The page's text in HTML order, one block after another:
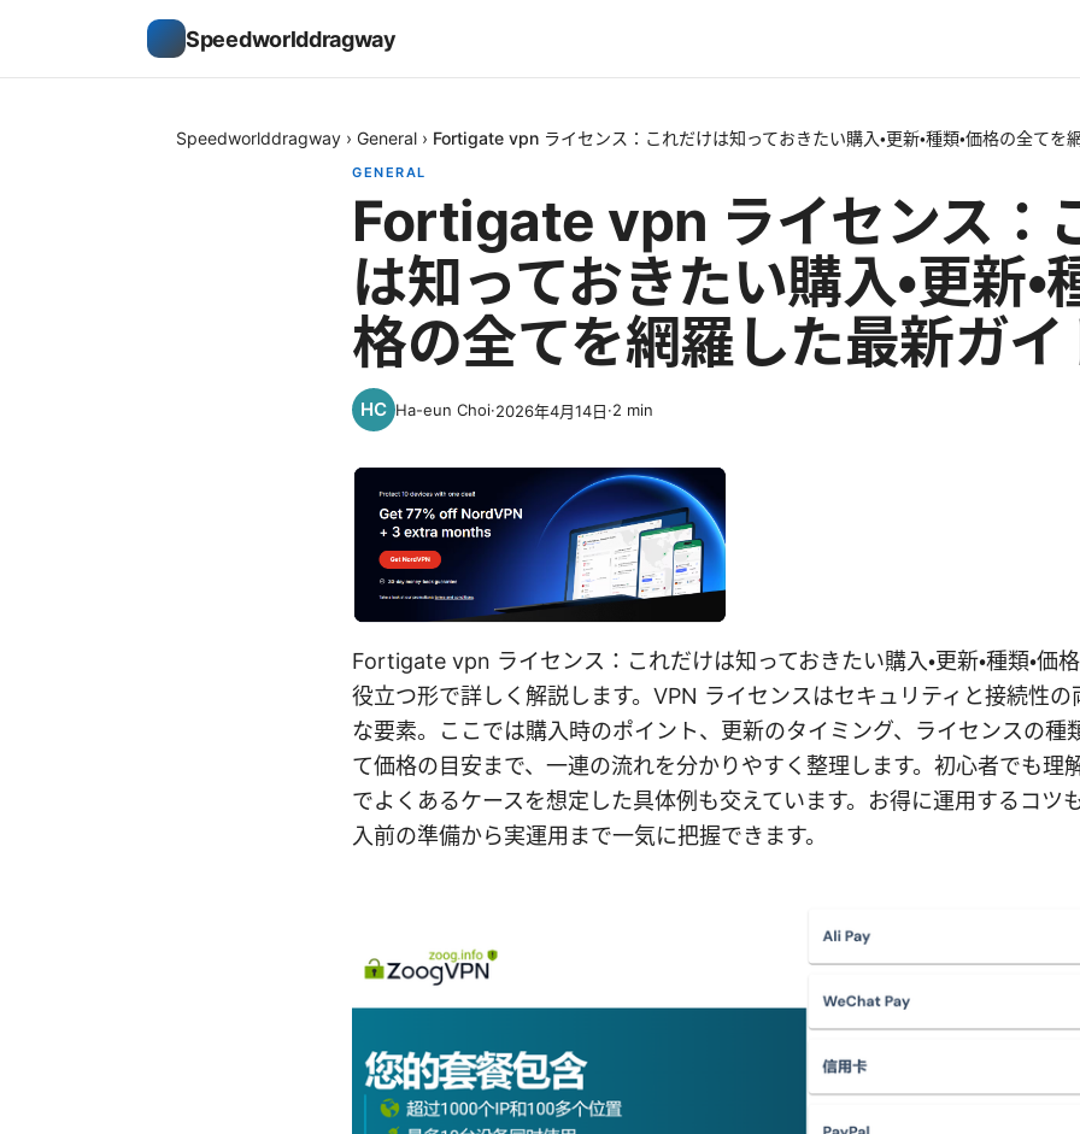
Speedworlddragway
Speedworlddragway › General › Fortigate vpn ライセンス：これだけは知っておきたい購入・更新・種類・価格の全てを
GENERAL
Fortigate vpn ライセンス：
は知っておきたい購入・更新・
格の全てを網羅した最新ガイ
Ha-eun Choi·2026年4月14日·2 min
Fortigate vpn ライセンス：これだけは知っておきたい購入・更新・種類・価
役立つ形で詳しく解説します。VPN ライセンスはセキュリティと接続性
な要素。ここでは購入時のポイント、更新のタイミング、ライセンスの種
て価格の目安まで、一連の流れを分かりやすく整理します。初心者でも理
でよくあるケースを想定した具体例も交えています。お得に運用するコツ
入前の準備から実運用まで一気に把握できます。